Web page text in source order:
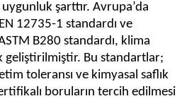
şarttır. Avrupa’da
12735-1 standardı ve
B280 standardı, klima
geliştirilmiştir. Bu standartlar;
toleransı ve kimyasal saflık
boruların tercih edilmesi